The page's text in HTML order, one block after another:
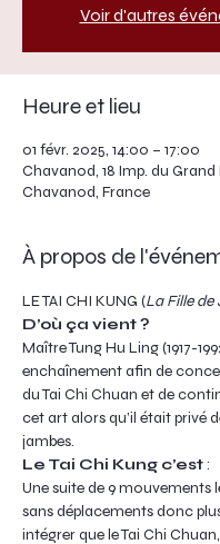
Voir d'autres
Heure et lieu
01 févr. 2025, 14:00 – 17:00
Chavanod, 18 Imp. du Grand
Chavanod, France
À propos de
LE TAI CHI KUNG (La Fille de
D’où ça vient ?
Maître Tung Hu Ling (1917-
enchaînement afin de
du Tai Chi Chuan et de
cet art alors qu’il était privé
jambes.
Le Tai Chi Kung c’est :
Une suite de 9 mouvements
sans déplacements donc
intégrer que le Tai Chi